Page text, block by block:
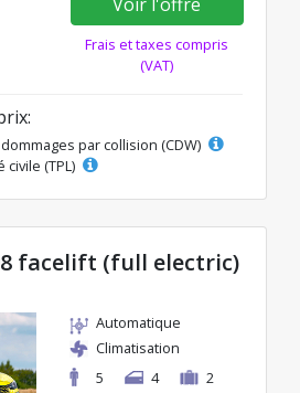
Frais et taxes compris
(VAT)
par collision (CDW)
(TPL)
facelift (full electric)
Automatique
Climatisation
5
4 2